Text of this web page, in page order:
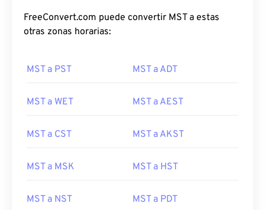
FreeConvert.com puede convertir MST a estas
otras zonas horarias:
MST a PST MST a ADT
MST a WET MST a AEST
MST a CST MST a AKST
MST a MSK MST a HST
MST a NST MST a PDT